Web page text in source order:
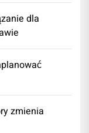
dla
zmienia